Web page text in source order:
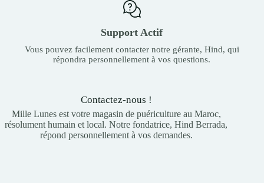
Support Actif
Vous pouvez facilement contacter notre gérante, Hind, qui
répondra personnellement à vos questions.
Contactez-nous !
Mille Lunes est votre magasin de puériculture au Maroc,
résolument humain et local. Notre fondatrice, Hind Berrada,
répond personnellement à vos demandes.